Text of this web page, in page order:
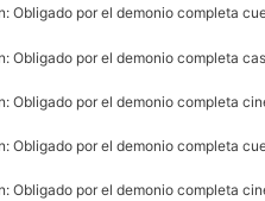
Obligado por el demonio completa
Obligado por el demonio completa
Obligado por el demonio completa
Obligado por el demonio completa
Obligado por el demonio completa